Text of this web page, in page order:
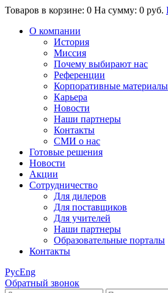
Товаров в корзине: 0 На сумму: 0 руб.
О компании
История
Миссия
Почему выбирают нас
Референции
Корпоративные материалы
Карьера
Новости
Наши партнеры
Контакты
СМИ о нас
Готовые решения
Новости
Акции
Сотрудничество
Для дилеров
Для поставщиков
Для учителей
Наши партнеры
Образовательные порталы
Контакты
РусEng
Обратный звонок